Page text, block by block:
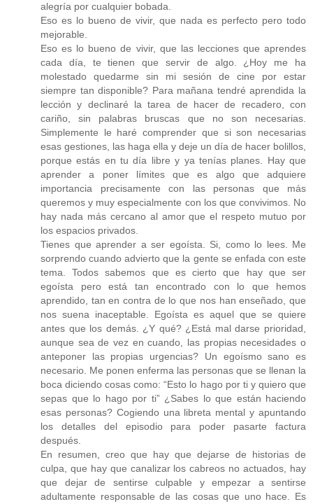
alegría por cualquier bobada.
Eso es lo bueno de vivir, que nada es perfecto pero todo
mejorable.
Eso es lo bueno de vivir, que las lecciones que aprendes
cada día, te tienen que servir de algo. ¿Hoy me ha
molestado quedarme sin mi sesión de cine por estar
siempre tan disponible? Para mañana tendré aprendida la
lección y declinaré la tarea de hacer de recadero, con
cariño, sin palabras bruscas que no son necesarias.
Simplemente le haré comprender que si son necesarias
esas gestiones, las haga ella y deje un día de hacer bolillos,
porque estás en tu día libre y ya tenías planes. Hay que
aprender a poner límites que es algo que adquiere
importancia precisamente con las personas que más
queremos y muy especialmente con los que convivimos. No
hay nada más cercano al amor que el respeto mutuo por
los espacios privados.
Tienes que aprender a ser egoísta. Si, como lo lees. Me
sorprendo cuando advierto que la gente se enfada con este
tema. Todos sabemos que es cierto que hay que ser
egoísta pero está tan encontrado con lo que hemos
aprendido, tan en contra de lo que nos han enseñado, que
nos suena inaceptable. Egoísta es aquel que se quiere
antes que los demás. ¿Y qué? ¿Está mal darse prioridad,
aunque sea de vez en cuando, las propias necesidades o
anteponer las propias urgencias? Un egoísmo sano es
necesario. Me ponen enferma las personas que se llenan la
boca diciendo cosas como: “Esto lo hago por ti y quiero que
sepas que lo hago por ti” ¿Sabes lo que están haciendo
esas personas? Cogiendo una libreta mental y apuntando
los detalles del episodio para poder pasarte factura
después.
En resumen, creo que hay que dejarse de historias de
culpa, que hay que canalizar los cabreos no actuados, hay
que dejar de sentirse culpable y empezar a sentirse
adultamente responsable de las cosas que uno hace. Es